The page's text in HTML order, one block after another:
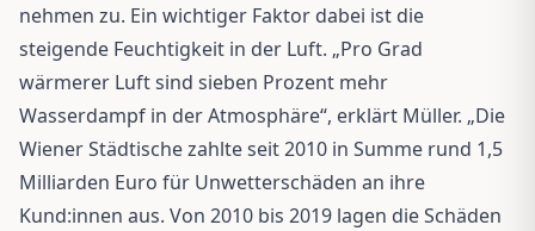
nehmen zu. Ein wichtiger Faktor dabei ist die
steigende Feuchtigkeit in der Luft. „Pro Grad
wärmerer Luft sind sieben Prozent mehr
Wasserdampf in der Atmosphäre“, erklärt Müller. „Die
Wiener Städtische zahlte seit 2010 in Summe rund 1,5
Milliarden Euro für Unwetterschäden an ihre
Kund:innen aus. Von 2010 bis 2019 lagen die Schäden